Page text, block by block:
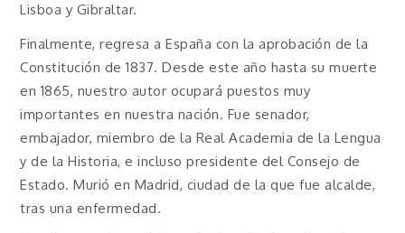
Lisboa y Gibraltar.
Finalmente, regresa a España con la aprobación de la
Constitución de 1837. Desde este año hasta su muerte
en 1865, nuestro autor ocupará puestos muy
importantes en nuestra nación. Fue senador,
embajador, miembro de la Real Academia de la Lengua
y de la Historia, e incluso presidente del Consejo de
Estado. Murió en Madrid, ciudad de la que fue alcalde,
tras una enfermedad.